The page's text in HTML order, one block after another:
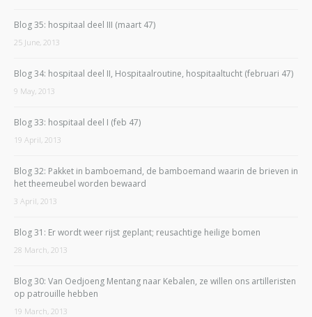
Blog 35: hospitaal deel III (maart 47)
25 June, 2013
Blog 34: hospitaal deel II, Hospitaalroutine, hospitaaltucht (februari 47)
9 May, 2013
Blog 33: hospitaal deel I (feb 47)
19 April, 2013
Blog 32: Pakket in bamboemand, de bamboemand waarin de brieven in
het theemeubel worden bewaard
3 April, 2013
Blog 31: Er wordt weer rijst geplant; reusachtige heilige bomen
28 March, 2013
Blog 30: Van Oedjoeng Mentang naar Kebalen, ze willen ons artilleristen
op patrouille hebben
19 March, 2013